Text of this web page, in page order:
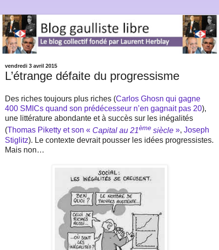
vendredi 3 avril 2015
L’étrange défaite du progressisme
Des riches toujours plus riches (Carlos Ghosn qui gagne
400 SMICs quand son prédécesseur n’en gagnait pas 20),
une littérature abondante et à succès sur les inégalités
(Thomas Piketty et son « Capital au 21ème siècle », Joseph
Stiglitz). Le contexte devrait pousser les idées progressistes.
Mais non…